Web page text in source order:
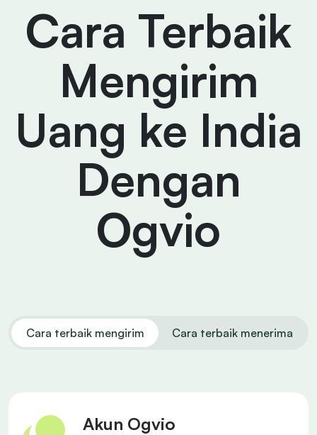
Cara Terbaik
Mengirim
Uang ke India
Dengan
Ogvio
Cara terbaik mengirim Cara terbaik menerima
Akun Ogvio